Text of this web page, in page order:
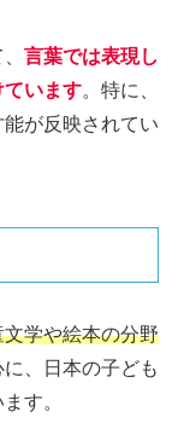
言葉では表現し
ています。特に、
が反映されてい
学や絵本の分野
、日本の子ども
す。